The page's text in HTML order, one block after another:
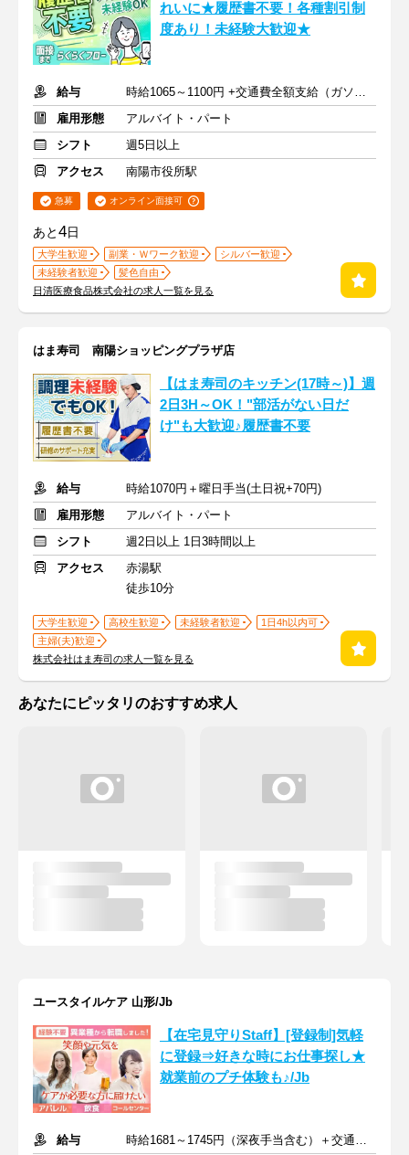
れいに★履歴書不要！各種割引制
度あり！未経験大歓迎★
給与
時給1065～1100円 +交通費全額支給（ガソリン代も支給）
雇用形態
アルバイト・パート
シフト
週5日以上
アクセス
南陽市役所駅
急募 オンライン面接可
あと4日
大学生歓迎 副業・Ｗワーク歓迎
シルバー歓迎
未経験者歓迎
髪色自由
日清医療食品株式会社の求人一覧を見る
はま寿司 南陽ショッピングプラザ店
【はま寿司のキッチン(17時～)】週
2日3H～OK！"部活がない日だ
け"も大歓迎♪履歴書不要
給与
時給1070円＋曜日手当(土日祝+70円)
雇用形態
アルバイト・パート
シフト
週2日以上 1日3時間以上
アクセス
赤湯駅
徒歩10分
大学生歓迎 高校生歓迎 未経験者歓迎
1日4h以内可
主婦(夫)歓迎
株式会社はま寿司の求人一覧を見る
あなたにピッタリのおすすめ求人
ユースタイルケア 山形/Jb
【在宅見守りStaff】[登録制]気軽
に登録⇒好きな時にお仕事探し★
就業前のプチ体験も♪/Jb
給与 時給1681～1745円（深夜手当含む）＋交通費支給